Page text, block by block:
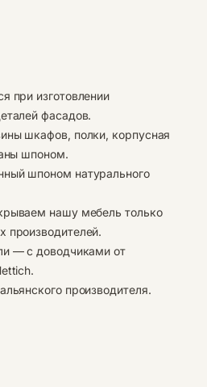
при изготовлении
фасадов.
шкафов, полки, корпусная
шпоном.
шпоном натурального
нашу мебель только
производителей.
— с доводчиками от
производителя.